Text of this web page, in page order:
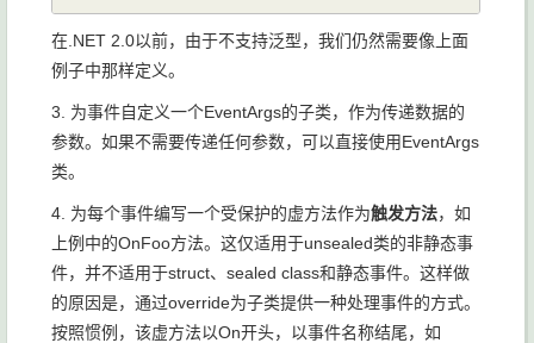
在.NET 2.0以前，由于不支持泛型，我们仍然需要像上面
例子中那样定义。
3. 为事件自定义一个EventArgs的子类，作为传递数据的
参数。如果不需要传递任何参数，可以直接使用EventArgs
类。
4. 为每个事件编写一个受保护的虚方法作为触发方法，如
上例中的OnFoo方法。这仅适用于unsealed类的非静态事
件，并不适用于struct、sealed class和静态事件。这样做
的原因是，通过override为子类提供一种处理事件的方式。
按照惯例，该虚方法以On开头，以事件名称结尾，如